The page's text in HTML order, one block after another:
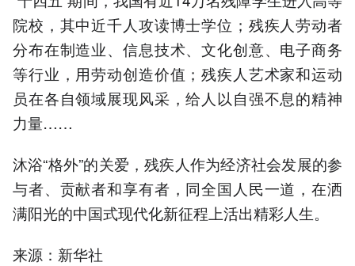
院校，其中近千人攻读博士学位；残疾人劳动者
分布在制造业、信息技术、文化创意、电子商务
等行业，用劳动创造价值；残疾人艺术家和运动
员在各自领域展现风采，给人以自强不息的精神
力量……
沐浴“格外”的关爱，残疾人作为经济社会发展的参
与者、贡献者和享有者，同全国人民一道，在洒
满阳光的中国式现代化新征程上活出精彩人生。
来源：新华社